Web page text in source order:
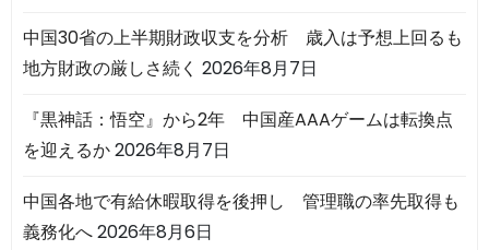
中国30省の上半期財政収支を分析 歳入は予想上回るも
地方財政の厳しさ続く 2026年8月7日
『黒神話：悟空』から2年 中国産AAAゲームは転換点
を迎えるか2026年8月7日
中国各地で有給休暇取得を後押し 管理職の率先取得も
義務化へ2026年8月6日